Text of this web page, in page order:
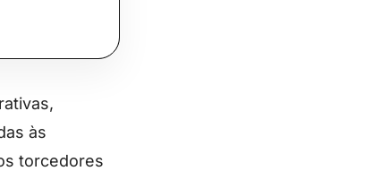
às
torcedores